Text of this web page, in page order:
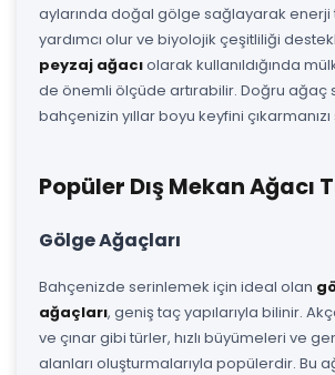
aylarında doğal gölge sağlayarak enerji
yardımcı olur ve biyolojik çeşitliliği
peyzaj ağacıolarak kullanıldığında
de önemli ölçüde artırabilir. Doğru ağaç
bahçenizin yıllar boyu keyfini
Popüler Dış Mekan Ağacı
Gölge Ağaçları
Bahçenizde serinlemek için ideal olan
ağaçları, geniş taç yapılarıyla bilinir.
ve çınar gibi türler, hızlı büyümeleri ve
alanları oluşturmalarıyla popülerdir. Bu